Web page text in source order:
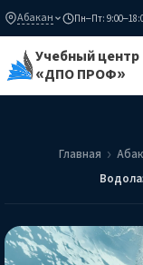
Абакан Пн–Пт:
Учебный центр
«ДПО ПРОФ»
Главная